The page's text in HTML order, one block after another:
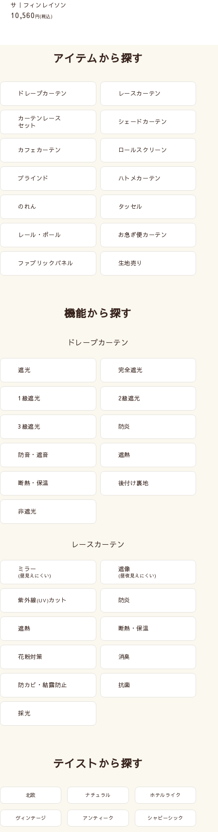
サ｜フィンレイソン
10,560 (税込)
アイテムから探す
ドレープカーテン レースカーテン
カーテンレース
セット
シェードカーテン
カフェカーテン ロールスクリーン
ブラインド ハトメカーテン
のれん タッセル
レール・ポール お急ぎ便カーテン
ファブリックパネル 生地売り
機能から探す
ドレープカーテン
遮光 完全遮光
1級遮光 2級遮光
3級遮光 防炎
防音・遮音 遮熱
断熱・保温 後付け裏地
非遮光
レースカーテン
ミラー
(昼見えにくい)
遮像
(昼夜見えにくい)
紫外線(UV)カット 防炎
遮熱 断熱・保温
花粉対策 消臭
防カビ・結露防止 抗菌
採光
テイストから探す
北欧 ナチュラル ホテルライク
ヴィンテージ アンティーク シャビーシック